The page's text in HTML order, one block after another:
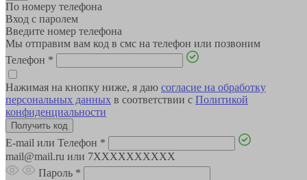
По номеру телефона
Вход с паролем
Введите номер телефона
Мы отправим вам код в смс на телефон или позвоним
Телефон *
Нажимая на кнопку ниже, я даю согласие на обработку
персональных данных в соответствии с Политикой
конфиденциальности
E-mail или Телефон *
mail@mail.ru или 7XXXXXXXXXX
Пароль *